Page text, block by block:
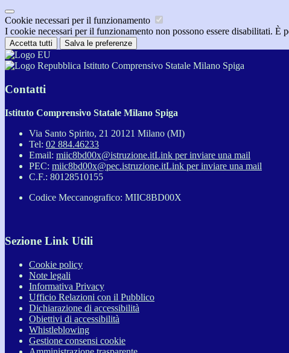
Cookie necessari per il funzionamento
I cookie necessari per il funzionamento non possono essere disabilitati.
Accetta tutti Salva le preferenze
Istituto Comprensivo Statale Milano Spiga
Contatti
Istituto Comprensivo Statale Milano Spiga
Via Santo Spirito, 21 20121 Milano (MI)
Tel: 02 884.46233
Email: miic8bd00x@istruzione.itLink per inviare una mail
PEC: miic8bd00x@pec.istruzione.itLink per inviare una mail
C.F.: 80128510155
Codice Meccanografico: MIIC8BD00X
Sezione Link Utili
Cookie policy
Note legali
Informativa Privacy
Ufficio Relazioni con il Pubblico
Dichiarazione di accessibilità
Obiettivi di accessibilità
Whistleblowing
Gestione consensi cookie